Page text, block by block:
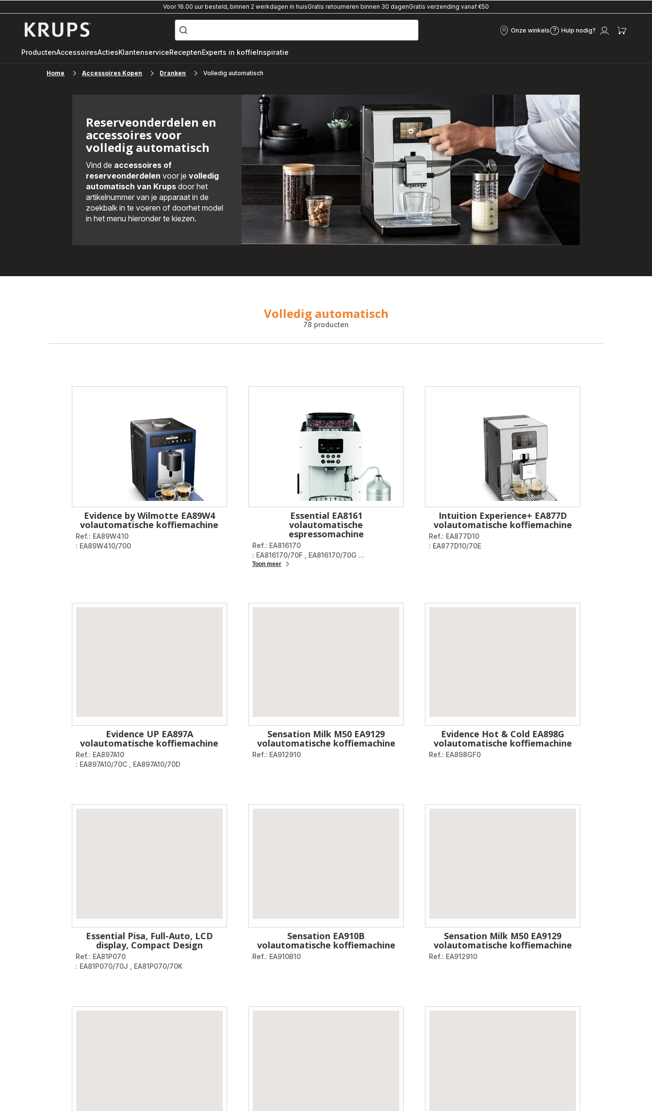
Voor 16.00 uur besteld, binnen 2 werkdagen in huisGratis retourneren binnen 30 dagenGratis verzending vanaf €50
["Waar
ben
naar
"volautomatische
espressomachine",
gusto"]
Onze winkels
Onze
Hulp nodig?
Hulp
Mijn
ProductenAccessoiresActiesKlantenserviceReceptenExperts in koffieInspiratie
Home Accessoires Kopen Dranken Volledig automatisch
Reserveonderdelen en
accessoires voor
volledig automatisch
Vind de accessoires of
reserveonderdelen voor je volledig
automatisch van Krupsdoor het
artikelnummer van je apparaat in de
zoekbalk in te voeren of doorhet model
in het menu hieronder te kiezen.
Volledig automatisch
78 producten
Evidence by Wilmotte EA89W4
volautomatische koffiemachine
Ref.: EA89W410
: EA89W410/700
Essential EA8161
volautomatische
espressomachine
Ref.: EA816170
: EA816170/70F
EA816170/70G ...
Toon meer
Intuition Experience+ EA877D
volautomatische koffiemachine
Ref.: EA877D10
: EA877D10/70E
Evidence UP EA897A
volautomatische koffiemachine
Ref.: EA897A10
: EA897A10/70C
EA897A10/70D
Sensation Milk M50 EA9129
volautomatische koffiemachine
Ref.: EA912910
Evidence Hot & Cold EA898G
volautomatische koffiemachine
Ref.: EA898GF0
Essential Pisa, Full-Auto, LCD
display, Compact Design
Ref.: EA81P070
: EA81P070/70J
EA81P070/70K
Sensation EA910B
volautomatische koffiemachine
Ref.: EA910B10
Sensation Milk M50 EA9129
volautomatische koffiemachine
Ref.: EA912910